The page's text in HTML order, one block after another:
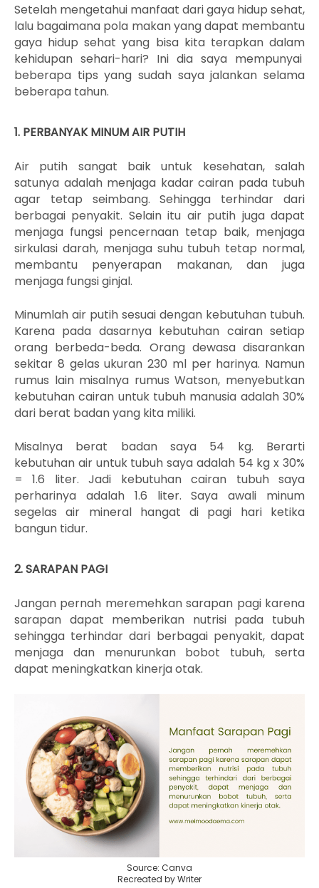
Setelah mengetahui manfaat dari gaya hidup sehat,
lalu bagaimana pola makan yang dapat membantu
gaya hidup sehat yang bisa kita terapkan dalam
kehidupan sehari-hari? Ini dia saya mempunyai
beberapa tips yang sudah saya jalankan selama
beberapa tahun.
1. PERBANYAK MINUM AIR PUTIH
Air putih sangat baik untuk kesehatan, salah
satunya adalah menjaga kadar cairan pada tubuh
agar tetap seimbang. Sehingga terhindar dari
berbagai penyakit. Selain itu air putih juga dapat
menjaga fungsi pencernaan tetap baik, menjaga
sirkulasi darah, menjaga suhu tubuh tetap normal,
membantu penyerapan makanan, dan juga
menjaga fungsi ginjal.
Minumlah air putih sesuai dengan kebutuhan tubuh.
Karena pada dasarnya kebutuhan cairan setiap
orang berbeda-beda. Orang dewasa disarankan
sekitar 8 gelas ukuran 230 ml per harinya. Namun
rumus lain misalnya rumus Watson, menyebutkan
kebutuhan cairan untuk tubuh manusia adalah 30%
dari berat badan yang kita miliki.
Misalnya berat badan saya 54 kg. Berarti
kebutuhan air untuk tubuh saya adalah 54 kg x 30%
= 1.6 liter. Jadi kebutuhan cairan tubuh saya
perharinya adalah 1.6 liter. Saya awali minum
segelas air mineral hangat di pagi hari ketika
bangun tidur.
2. SARAPAN PAGI
Jangan pernah meremehkan sarapan pagi karena
sarapan dapat memberikan nutrisi pada tubuh
sehingga terhindar dari berbagai penyakit, dapat
menjaga dan menurunkan bobot tubuh, serta
dapat meningkatkan kinerja otak.
Source: Canva
Recreated by Writer